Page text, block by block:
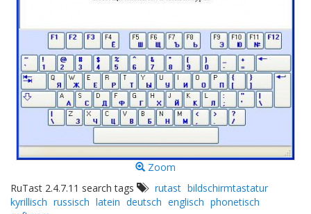
Zoom
RuTast 2.4.7.11 search tags
rutast bildschirmtastatur
kyrillisch russisch latein deutsch englisch phonetisch